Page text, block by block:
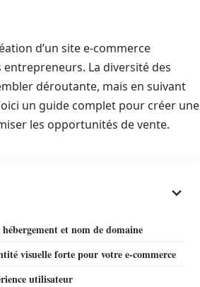
d’un site e-commerce
La diversité des
déroutante, mais en suivant
un guide complet pour créer une
les opportunités de vente.
et nom de domaine
visuelle forte pour votre e-commerce
utilisateur